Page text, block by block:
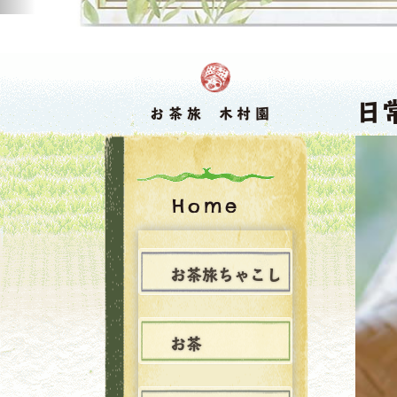
日
お茶旅 木村園
Home
お茶旅ちゃこし
お茶